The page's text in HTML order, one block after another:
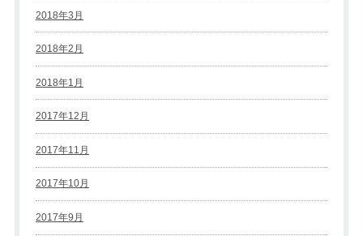
2018年3月
2018年2月
2018年1月
2017年12月
2017年11月
2017年10月
2017年9月